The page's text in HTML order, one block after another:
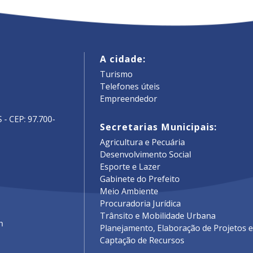
CEP: 97.700-
A cidade:
Turismo
Telefones úteis
Empreendedor
Secretarias Municipais:
Agricultura e Pecuária
Desenvolvimento Social
Esporte e Lazer
Gabinete do Prefeito
Meio Ambiente
Procuradoria Jurídica
Trânsito e Mobilidade Urbana
Planejamento, Elaboração de Projetos e
Captação de Recursos